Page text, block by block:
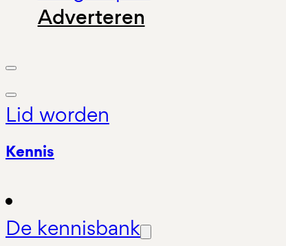
Adverteren
Lid worden
Kennis
De kennisbank